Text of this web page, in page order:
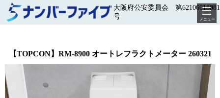
大阪府公安委員会 第
号
メニュー
【TOPCON】RM-8900 オートレフラクトメーター 260321